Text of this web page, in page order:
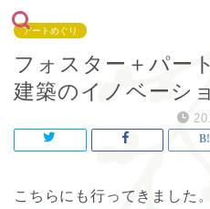
アートめぐり
フォスター＋パー
建築のイノベーシ
こちらにも行ってきました。